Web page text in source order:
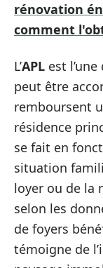
rénovation
comment
L’APL est
peut être
remboursent
résidence
se fait en
situation
loyer ou de la
selon les
de foyers
témoigne de